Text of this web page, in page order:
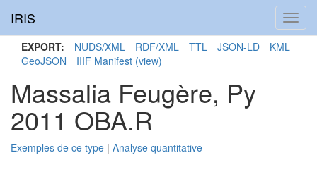
IRIS
EXPORT: NUDS/XML RDF/XML TTL JSON-LD
KML
GeoJSON
IIIF Manifest (view)
Massalia Feugère, Py
2011 OBA.R
Exemples de ce type | Analyse quantitative